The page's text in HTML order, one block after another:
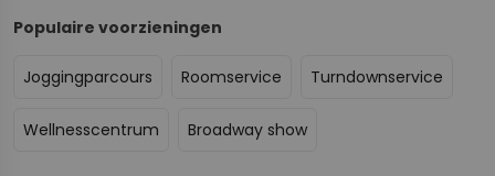
Populaire voorzieningen
Joggingparcours Roomservice Turndownservice
Wellnesscentrum Broadway show